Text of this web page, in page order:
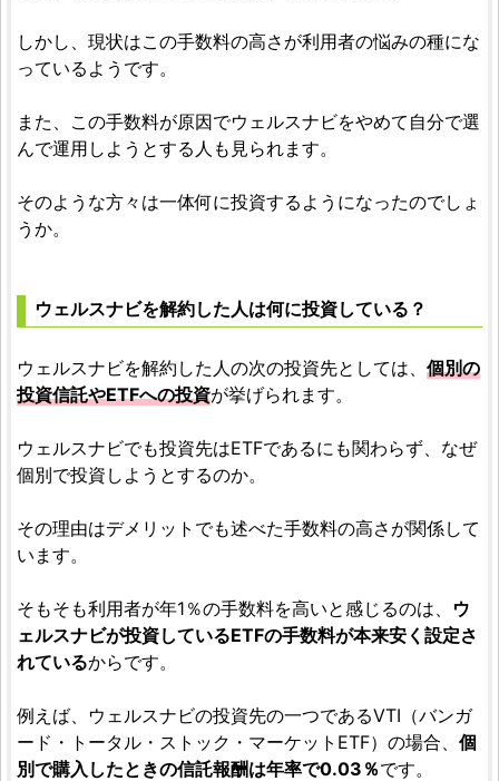
しかし、現状はこの手数料の高さが利用者の悩みの種にな
っているようです。
また、この手数料が原因でウェルスナビをやめて自分で選
んで運用しようとする人も見られます。
そのような方々は一体何に投資するようになったのでしょ
うか。
ウェルスナビを解約した人は何に投資している？
ウェルスナビを解約した人の次の投資先としては、 個別の
投資信託やETFへの投資が挙げられます。
ウェルスナビでも投資先はETFであるにも関わらず、なぜ
個別で投資しようとするのか。
その理由はデメリットでも述べた手数料の高さが関係して
います。
そもそも利用者が年1％の手数料を高いと感じるのは、 ウ
ェルスナビが投資しているETFの手数料が本来安く設定さ
れているからです。
例えば、ウェルスナビの投資先の一つであるVTI（バンガ
ード・トータル・ストック・マーケットETF）の場合、 個
別で購入したときの信託報酬は年率で0.03％です。